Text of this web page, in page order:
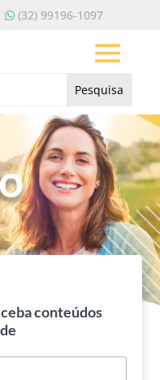
(32) 99196-1097
conteúdos